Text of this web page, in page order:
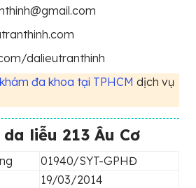
dalieutranthinh
đa khoa tại TPHCM dịch vụ
liễu 213 Âu Cơ
01940/SYT-GPHĐ
19/03/2014